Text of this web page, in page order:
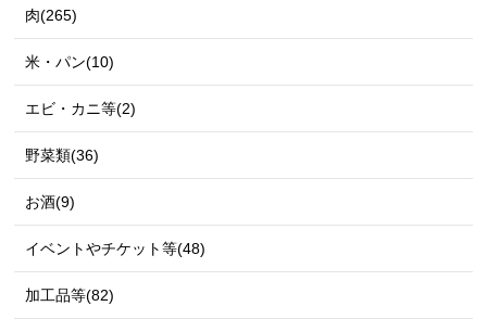
肉(265)
米・パン(10)
エビ・カニ等(2)
野菜類(36)
お酒(9)
イベントやチケット等(48)
加工品等(82)